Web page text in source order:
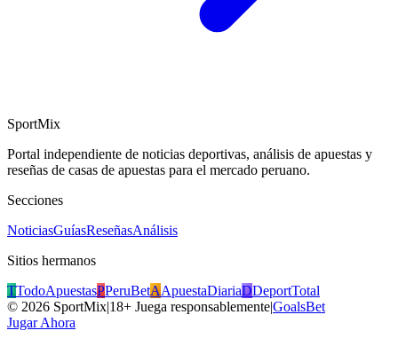
SportMix
Portal independiente de noticias deportivas, análisis de apuestas y
reseñas de casas de apuestas para el mercado peruano.
Secciones
NoticiasGuíasReseñasAnálisis
Sitios hermanos
TTodoApuestasPPeruBetAApuestaDiariaDDeportTotal
© 2026 SportMix|18+ Juega responsablemente|GoalsBet
Jugar Ahora